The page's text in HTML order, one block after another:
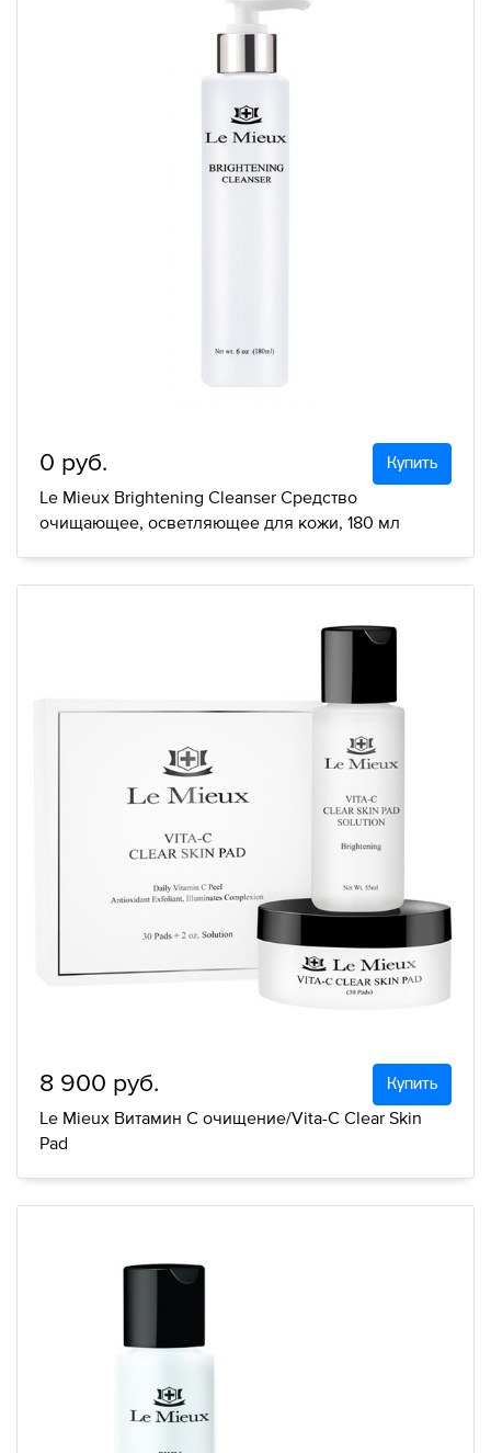
0 руб. Купить
Le Mieux Brightening Cleanser Средство
очищающее, осветляющее для кожи, 180 мл
8 900 руб. Купить
Le Mieux Витамин С очищение/Vita-C Clear Skin
Pad